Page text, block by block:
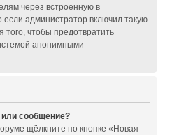
через встроенную в
администратор включил такую
того, чтобы предотвратить
анонимными
или сообщение?
щёлкните по кнопке «Новая